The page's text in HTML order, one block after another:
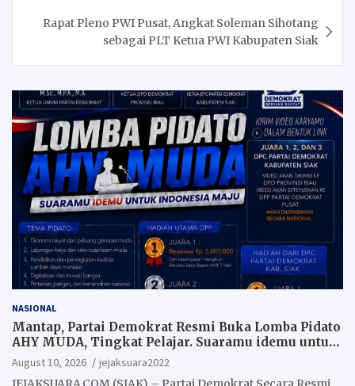
Rapat Pleno PWI Pusat, Angkat Soleman Sihotang
sebagai PLT Ketua PWI Kabupaten Siak
NASIONAL
Mantap, Partai Demokrat Resmi Buka Lomba Pidato
AHY MUDA, Tingkat Pelajar. Suaramu idemu untuk
Indonesia maju
August 10, 2026
jejaksuara2022